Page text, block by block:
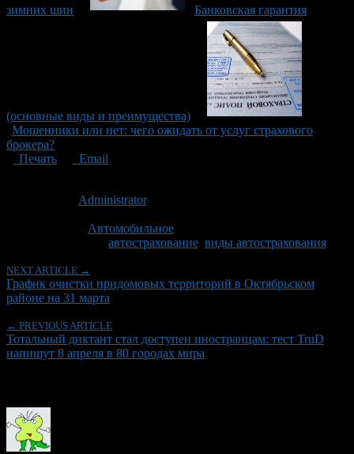
зимних шин Банковская гарантия
(основные виды и преимущества)
Мошенники или нет: чего ожидать от услуг страхового
брокера?
Печать
Email
Administrator
Автомобильное
автострахование виды автострахования
NEXT ARTICLE →
График очистки придомовых территорий в Октябрьском
районе на 31 марта
← PREVIOUS ARTICLE
Тотальный диктант стал доступен иностранцам: тест TruD
напишут 8 апреля в 80 городах мира